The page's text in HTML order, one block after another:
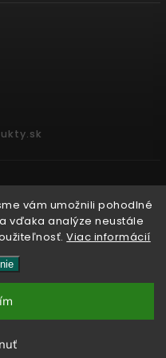
vám umožnili pohodlné
vďaka analýze neustále
Viac informácií